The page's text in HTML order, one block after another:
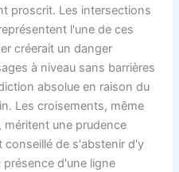
proscrit. Les intersections
l'une de ces
créerait un danger
à niveau sans barrières
absolue en raison du
Les croisements, même
méritent une prudence
conseillé de s'abstenir d'y
d'une ligne